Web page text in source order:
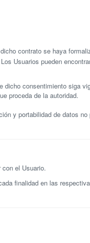
contrato se haya
Usuarios pueden
dicho consentimiento siga
proceda de la autoridad.
y portabilidad de datos
el Usuario.
finalidad en las